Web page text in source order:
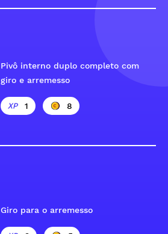
Pivô interno duplo completo com
giro e arremesso
1 8
Giro para o arremesso